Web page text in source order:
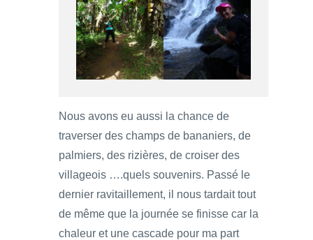
Nous avons eu aussi la chance de
traverser des champs de bananiers, de
palmiers, des rizières, de croiser des
villageois ….quels souvenirs. Passé le
dernier ravitaillement, il nous tardait tout
de même que la journée se finisse car la
chaleur et une cascade pour ma part